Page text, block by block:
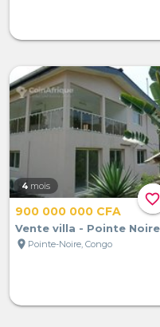
favorite_border
4 mois
900 000 000 CFA
Vente villa - Pointe Noire
location_on Pointe-Noire, Congo